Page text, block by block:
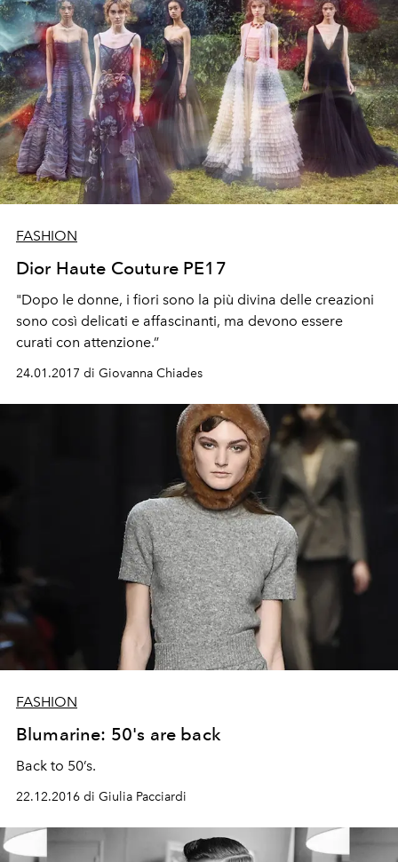
FASHION
Dior Haute Couture PE17
"Dopo le donne, i fiori sono la più divina delle creazioni
sono così delicati e affascinanti, ma devono essere
curati con attenzione.”
24.01.2017 di Giovanna Chiades
FASHION
Blumarine: 50's are back
Back to 50’s.
22.12.2016 di Giulia Pacciardi